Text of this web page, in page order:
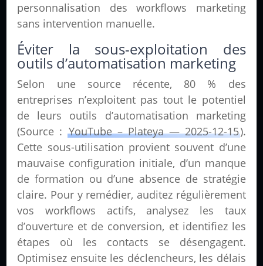
personnalisation des workflows marketing
sans intervention manuelle.
Éviter la sous-exploitation des
outils d’automatisation marketing
Selon une source récente, 80 % des
entreprises n’exploitent pas tout le potentiel
de leurs outils d’automatisation marketing
(Source :YouTube – Plateya — 2025-12-15).
Cette sous-utilisation provient souvent d’une
mauvaise configuration initiale, d’un manque
de formation ou d’une absence de stratégie
claire. Pour y remédier, auditez régulièrement
vos workflows actifs, analysez les taux
d’ouverture et de conversion, et identifiez les
étapes où les contacts se désengagent.
Optimisez ensuite les déclencheurs, les délais